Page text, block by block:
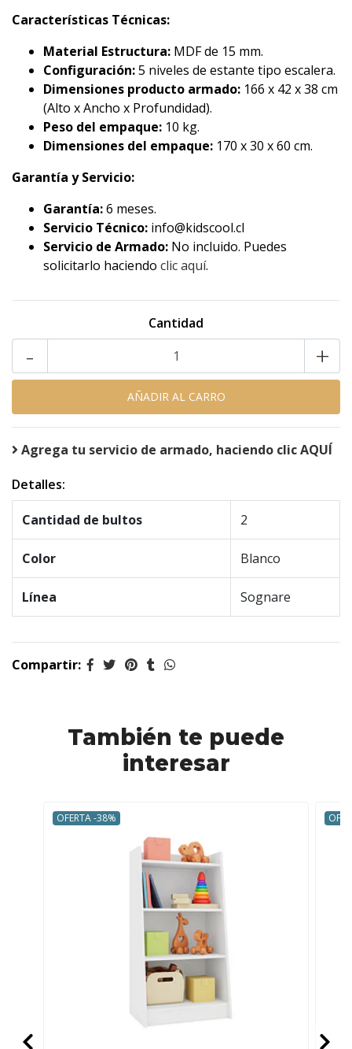
Características Técnicas:
Material Estructura: MDF de 15 mm.
Configuración:5 niveles de estante tipo escalera.
Dimensiones producto armado: 166 x 42 x 38 cm
(Alto x Ancho x Profundidad).
Peso del empaque: 10 kg.
Dimensiones del empaque: 170 x 30 x 60 cm.
Garantía y Servicio:
Garantía:6 meses.
Servicio Técnico: info@kidscool.cl
Servicio de Armado: No incluido. Puedes
solicitarlo haciendo clic aquí.
Cantidad
+
-
Agrega tu servicio de armado, haciendo clic AQUÍ
Detalles:
Cantidad de bultos 2
Color Blanco
Línea Sognare
Compartir:
También te puede
interesar
OFERTA -38%